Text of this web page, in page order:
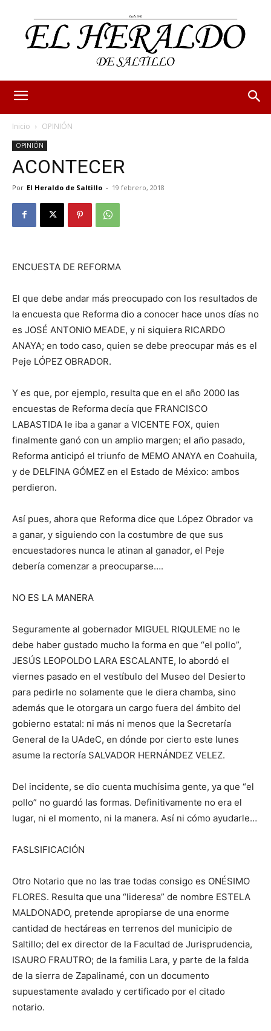
Inicio OPINIÓN
OPINIÓN
ACONTECER
Por El Heraldo de Saltillo - 19 febrero, 2018
ENCUESTA DE REFORMA
El que debe andar más preocupado con los resultados de
la encuesta que Reforma dio a conocer hace unos días no
es JOSÉ ANTONIO MEADE, y ni siquiera RICARDO
ANAYA; en todo caso, quien se debe preocupar más es el
Peje LÓPEZ OBRADOR.
Y es que, por ejemplo, resulta que en el año 2000 las
encuestas de Reforma decía que FRANCISCO
LABASTIDA le iba a ganar a VICENTE FOX, quien
finalmente ganó con un amplio margen; el año pasado,
Reforma anticipó el triunfo de MEMO ANAYA en Coahuila,
y de DELFINA GÓMEZ en el Estado de México: ambos
perdieron.
Así pues, ahora que Reforma dice que López Obrador va
a ganar, y siguiendo con la costumbre de que sus
encuestadores nunca le atinan al ganador, el Peje
debería comenzar a preocuparse….
NO ES LA MANERA
Seguramente al gobernador MIGUEL RIQULEME no le
debe haber gustado mucho la forma en que “el pollo”,
JESÚS LEOPOLDO LARA ESCALANTE, lo abordó el
viernes pasado en el vestíbulo del Museo del Desierto
para pedirle no solamente que le diera chamba, sino
además que le otorgara un cargo fuera del ámbito del
gobierno estatal: ni más ni menos que la Secretaría
General de la UAdeC, en dónde por cierto este lunes
asume la rectoría SALVADOR HERNÁNDEZ VELEZ.
Del incidente, se dio cuenta muchísima gente, ya que “el
pollo” no guardó las formas. Definitivamente no era el
lugar, ni el momento, ni la manera. Así ni cómo ayudarle…
FASLSIFICACIÓN
Otro Notario que no las trae todas consigo es ONÉSIMO
FLORES. Resulta que una “lideresa” de nombre ESTELA
MALDONADO, pretende apropiarse de una enorme
cantidad de hectáreas en terrenos del municipio de
Saltillo; del ex director de la Facultad de Jurisprudencia,
ISAURO FRAUTRO; de la familia Lara, y parte de la falda
de la sierra de Zapalinamé, con un documento
supuestamente avalado y certificado por el citado
notario.